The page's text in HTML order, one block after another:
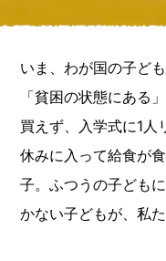
いま、わが国の子ど
「貧困の状態にある
買えず、入学式に1人
休みに入って給食が
子。ふつうの子ども
かない子どもが、私